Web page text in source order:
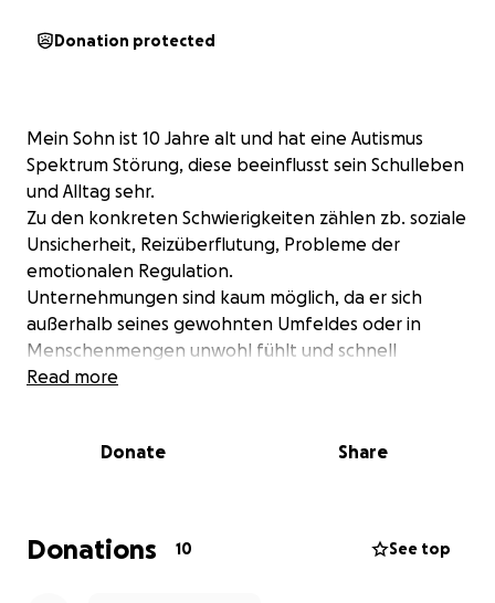
Donation protected
Mein Sohn ist 10 Jahre alt und hat eine Autismus
Spektrum Störung, diese beeinflusst sein Schulleben
und Alltag sehr.
Zu den konkreten Schwierigkeiten zählen zb. soziale
Unsicherheit, Reizüberflutung, Probleme der
emotionalen Regulation.
Unternehmungen sind kaum möglich, da er sich
außerhalb seines gewohnten Umfeldes oder in
Menschenmengen unwohl fühlt und schnell
überfordert mit der Situation ist.
ausgebildeten
Sicherheit und Begleitung bieten, sondern auch
dabei helfen, seine sozialen Fähigkeiten zu
Read more
Donate Share
Donations 10 See top